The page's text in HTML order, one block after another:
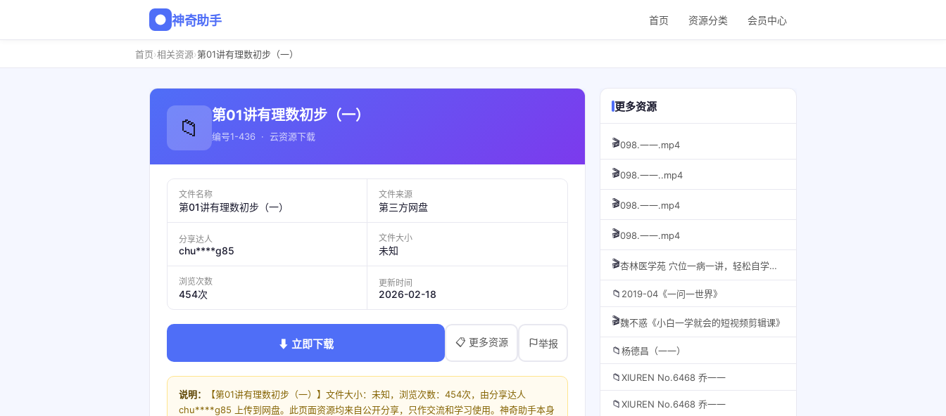
神奇助手 首页 资源分类 会员中心
首页›相关资源›第01讲有理数初步（一）
📁 第01讲有理数初步（一）
编号1-436 · 云资源下载
文件名称
第01讲有理数初步（一）
文件来源
第三方网盘
分享达人
chu****g85
文件大小
未知
浏览次数
454次
更新时间
2026-02-18
⬇ 立即下载 📋 更多资源 举报
说明：
【第01讲有理数初步（一）】文件大小：未知，浏览次数：454次，由分享达人
chu****g85 上传到网盘。此页面资源均来自公开分享，只作交流和学习使用。神奇助手本身
更多资源
🎬098.一一.mp4
🎬098.一一..mp4
🎬098.一一.mp4
🎬098.一一.mp4
🎬 杏林医学苑 穴位一病一讲，轻松自学人体250个穴位 232集全【课程】【视频】
📁 2019-04《一问一世界》
🎬魏不惑《小白一学就会的短视频剪辑课》
📁杨德昌（一一）
📁XIUREN No.6468 乔一一
📁XIUREN No.6468 乔一一